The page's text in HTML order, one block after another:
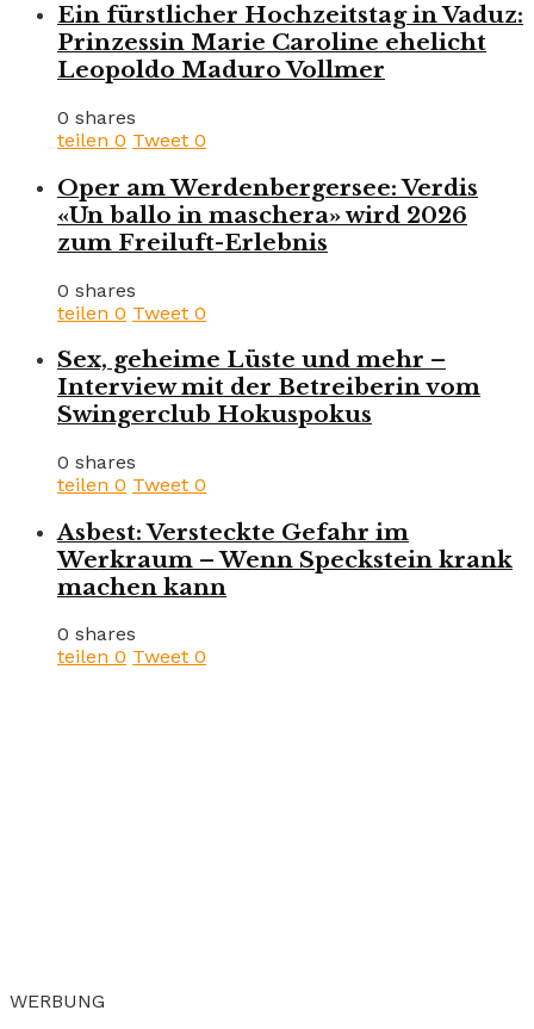
Ein fürstlicher Hochzeitstag in Vaduz:
Prinzessin Marie Caroline ehelicht
Leopoldo Maduro Vollmer
0 shares
teilen 0 Tweet 0
Oper am Werdenbergersee: Verdis
«Un ballo in maschera» wird 2026
zum Freiluft-Erlebnis
0 shares
teilen 0 Tweet 0
Sex, geheime Lüste und mehr –
Interview mit der Betreiberin vom
Swingerclub Hokuspokus
0 shares
teilen 0 Tweet 0
Asbest: Versteckte Gefahr im
Werkraum – Wenn Speckstein krank
machen kann
0 shares
teilen 0 Tweet 0
WERBUNG